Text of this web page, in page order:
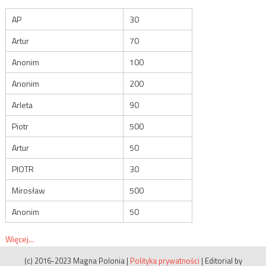
AP
30
Artur
70
Anonim
100
Anonim
200
Arleta
90
Piotr
500
Artur
50
PIOTR
30
Mirosław
500
Anonim
50
Więcej...
(c) 2016-2023 Magna Polonia | Polityka prywatności | Editorial by